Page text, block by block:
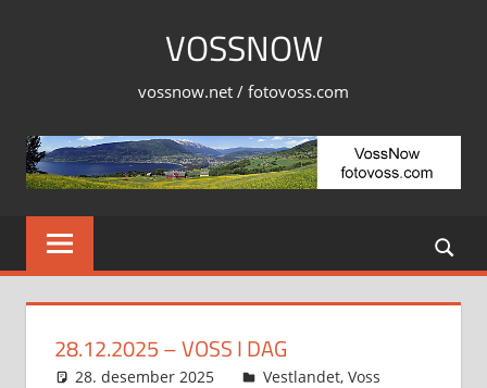
VOSSNOW
vossnow.net / fotovoss.com
28.12.2025 – VOSS I DAG
28. desember 2025 Svein
Vestlandet, Voss